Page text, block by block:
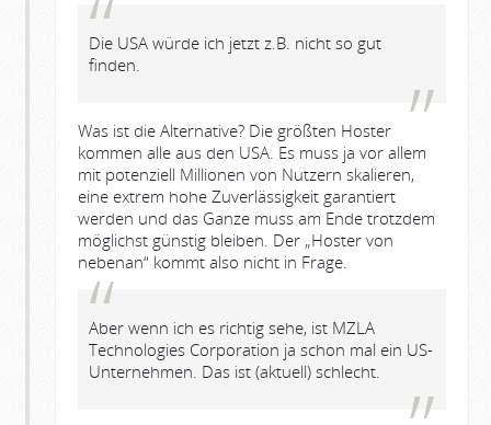
Die USA würde ich jetzt z.B. nicht so gut
finden.
Was ist die Alternative? Die größten Hoster
kommen alle aus den USA. Es muss ja vor allem
mit potenziell Millionen von Nutzern skalieren,
eine extrem hohe Zuverlässigkeit garantiert
werden und das Ganze muss am Ende trotzdem
möglichst günstig bleiben. Der „Hoster von
nebenan“ kommt also nicht in Frage.
Aber wenn ich es richtig sehe, ist MZLA
Technologies Corporation ja schon mal ein US-
Unternehmen. Das ist (aktuell) schlecht.